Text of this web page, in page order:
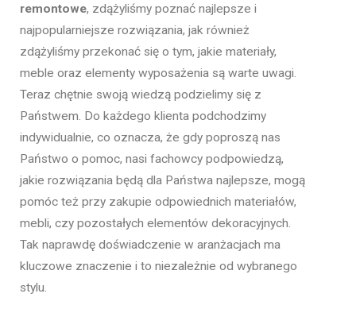
remontowe, zdążyliśmy poznać najlepsze i
najpopularniejsze rozwiązania, jak również
zdążyliśmy przekonać się o tym, jakie materiały,
meble oraz elementy wyposażenia są warte uwagi.
Teraz chętnie swoją wiedzą podzielimy się z
Państwem. Do każdego klienta podchodzimy
indywidualnie, co oznacza, że gdy poproszą nas
Państwo o pomoc, nasi fachowcy podpowiedzą,
jakie rozwiązania będą dla Państwa najlepsze, mogą
pomóc też przy zakupie odpowiednich materiałów,
mebli, czy pozostałych elementów dekoracyjnych.
Tak naprawdę doświadczenie w aranżacjach ma
kluczowe znaczenie i to niezależnie od wybranego
stylu.